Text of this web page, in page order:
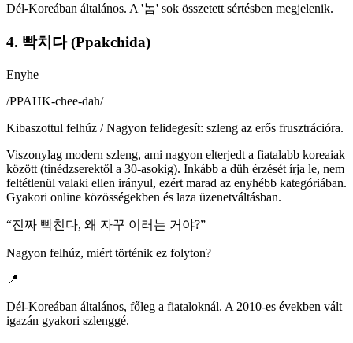
Dél-Koreában általános. A '놈' sok összetett sértésben megjelenik.
4. 빡치다 (Ppakchida)
Enyhe
/PPAHK-chee-dah/
Kibaszottul felhúz / Nagyon felidegesít: szleng az erős frusztrációra.
Viszonylag modern szleng, ami nagyon elterjedt a fiatalabb koreaiak
között (tinédzserektől a 30-asokig). Inkább a düh érzését írja le, nem
feltétlenül valaki ellen irányul, ezért marad az enyhébb kategóriában.
Gyakori online közösségekben és laza üzenetváltásban.
“진짜 빡친다, 왜 자꾸 이러는 거야?”
Nagyon felhúz, miért történik ez folyton?
📍
Dél-Koreában általános, főleg a fiataloknál. A 2010-es években vált
igazán gyakori szlenggé.